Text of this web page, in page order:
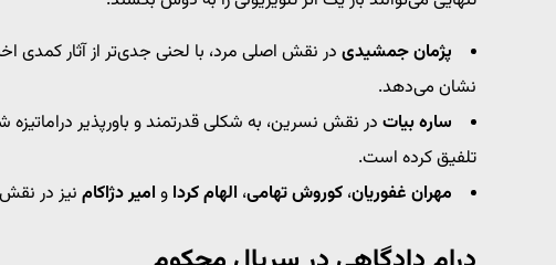
پژمان جمشیدی در نقش اصلی مرد، با لحنی جدی‌تر از آثار کمدی
نشان می‌دهد.
ساره بیات در نقش نسرین، به شکلی قدرتمند و باورپذیر
تلفیق کرده است.
مهران غفوریان، کوروش تهامی، الهام کردا و امیر دژاکام نیز در